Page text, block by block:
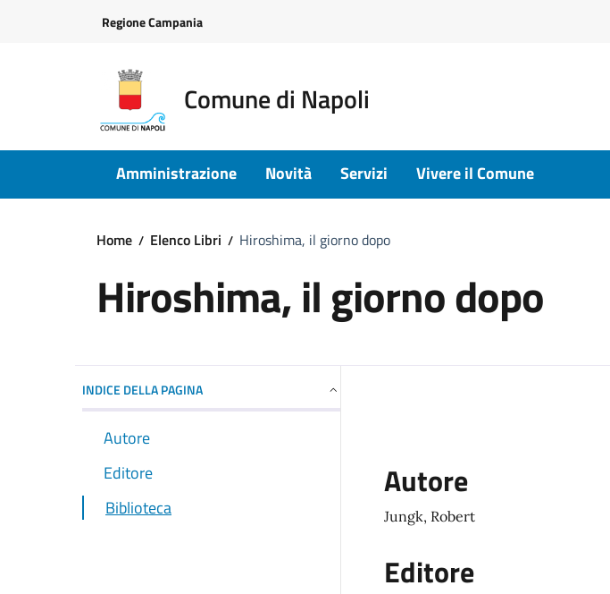
Regione Campania
Comune di Napoli
Amministrazione Novità Servizi Vivere il Comune
Home Elenco Libri Hiroshima, il giorno dopo
Hiroshima, il giorno dopo
INDICE DELLA PAGINA
Autore
Editore
Biblioteca
Autore
Jungk, Robert
Editore